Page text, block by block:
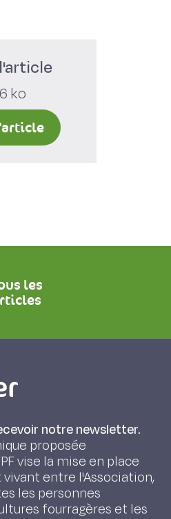
ko
les
notre newsletter.
proposée
vise la mise en place
entre l'Association,
les personnes
fourragères et les